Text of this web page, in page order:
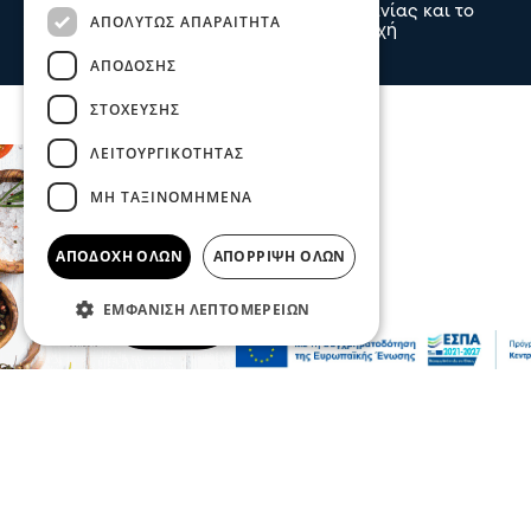
Ο 66χρονος ήταν μόνιμος κάτοικος Γερμανίας και το
τελευταίο διάστημα βρισκόταν στην περιοχή
09 Αυγ 2026, 22:29
ΑΠΟΛΎΤΩΣ ΑΠΑΡΑΊΤΗΤΑ
ΑΠΌΔΟΣΗΣ
ΣΤΌΧΕΥΣΗΣ
ΛΕΙΤΟΥΡΓΙΚΌΤΗΤΑΣ
ΜΗ ΤΑΞΙΝΟΜΗΜΈΝΑ
ΑΠΟΔΟΧΉ ΌΛΩΝ ΑΠΌΡΡΙΨΗ ΌΛΩΝ
ΕΜΦΆΝΙΣΗ ΛΕΠΤΟΜΕΡΕΙΏΝ